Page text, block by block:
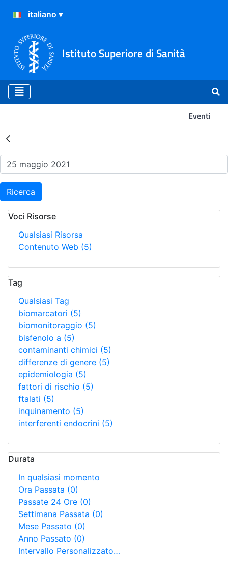
Istituto Superiore di Sanità
Eventi
Risultati della Ricerca -
Ricerca
Voci Risorse
Qualsiasi Risorsa
Contenuto Web (5)
Tag
Qualsiasi Tag
biomarcatori (5)
biomonitoraggio (5)
bisfenolo a (5)
contaminanti chimici (5)
differenze di genere (5)
epidemiologia (5)
fattori di rischio (5)
ftalati (5)
inquinamento (5)
interferenti endocrini (5)
Durata
In qualsiasi momento
Ora Passata (0)
Passate 24 Ore (0)
Settimana Passata (0)
Mese Passato (0)
Anno Passato (0)
Intervallo Personalizzato…